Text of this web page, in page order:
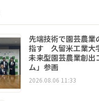
先端技術で園芸農業
指す 久留米工業大
未来型園芸農業創出
ム」参画
2026.08.06 11:33